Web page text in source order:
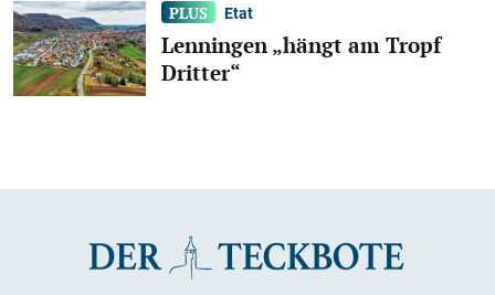
Etat
Lenningen „hängt am Tropf
Dritter“